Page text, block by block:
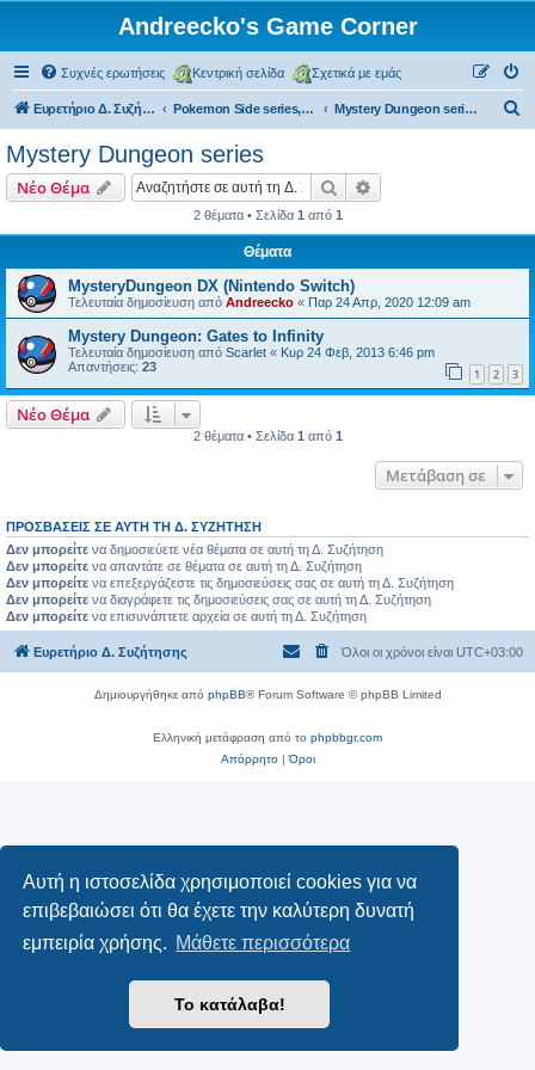
Αυτή η ιστοσελίδα χρησιμοποιεί cookies για να
επιβεβαιώσει ότι θα έχετε την καλύτερη δυνατή
εμπειρία χρήσης. Μάθετε περισσότερα
Το κατάλαβα!
Andreecko's Game Corner
Συχνές ερωτήσεις Κεντρική σελίδα Σχετικά με εμάς
Ευρετήριο Δ. Συζήτησης Pokemon Side series, Spin-offs Mystery Dungeon series
Mystery Dungeon series
Νέο Θέμα Αναζήτηση
2 θέματα • Σελίδα 1 από 1
Θέματα
MysteryDungeon DX (Nintendo Switch)
Τελευταία δημοσίευση από Andreecko « Παρ 24 Απρ, 2020 12:09 am
Mystery Dungeon: Gates to Infinity
Τελευταία δημοσίευση από Scarlet « Κυρ 24 Φεβ, 2013 6:46 pm
Απαντήσεις: 23 1 2 3
Νέο Θέμα
2 θέματα • Σελίδα 1 από 1
Μετάβαση σε
ΠΡΟΣΒΆΣΕΙΣ ΣΕ ΑΥΤΉ ΤΗ Δ. ΣΥΖΉΤΗΣΗ
Δεν μπορείτε να δημοσιεύετε νέα θέματα σε αυτή τη Δ. Συζήτηση
Δεν μπορείτε να απαντάτε σε θέματα σε αυτή τη Δ. Συζήτηση
Δεν μπορείτε να επεξεργάζεστε τις δημοσιεύσεις σας σε αυτή τη Δ. Συζήτηση
Δεν μπορείτε να διαγράφετε τις δημοσιεύσεις σας σε αυτή τη Δ. Συζήτηση
Δεν μπορείτε να επισυνάπτετε αρχεία σε αυτή τη Δ. Συζήτηση
Ευρετήριο Δ. Συζήτησης Όλοι οι χρόνοι είναι UTC+03:00
Δημιουργήθηκε από phpBB® Forum Software © phpBB Limited
Ελληνική μετάφραση από το phpbbgr.com
Απόρρητο|Όροι